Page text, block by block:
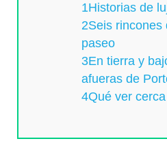
1Historias de
2Seis rincones
paseo
3En tierra y
afueras de
4Qué ver